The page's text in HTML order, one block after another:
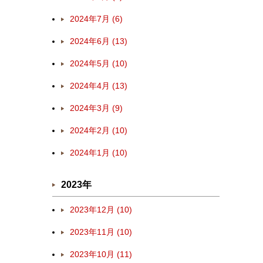
2024年7月 (6)
2024年6月 (13)
2024年5月 (10)
2024年4月 (13)
2024年3月 (9)
2024年2月 (10)
2024年1月 (10)
2023年
2023年12月 (10)
2023年11月 (10)
2023年10月 (11)